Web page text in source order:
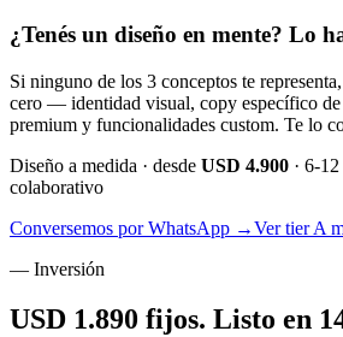
¿Tenés un diseño en mente? Lo
Si ninguno de los 3 conceptos te
cero — identidad visual, copy específico de
premium y funcionalidades custom. Te lo
Diseño a medida · desde USD 4.900 · 6-
colaborativo
Conversemos por WhatsApp →Ver tier A
— Inversión
USD 1.890 fijos. Listo en